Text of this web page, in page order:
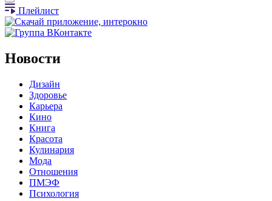
Плейлист
Новости
Дизайн
Здоровье
Карьера
Кино
Книга
Красота
Кулинария
Мода
Отношения
ПМЭФ
Психология